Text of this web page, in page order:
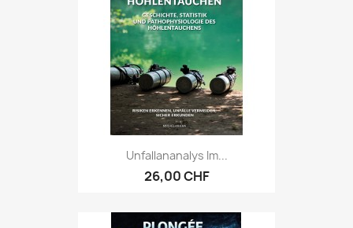
Unfallananalys Im...
26,00 CHF